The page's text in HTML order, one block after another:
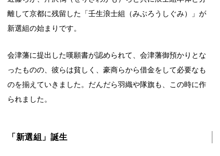
離して京都に残留した「壬生浪士組（みぶろうしぐみ）」が
新選組の始まりです。
会津藩に提出した嘆願書が認められて、会津藩御預かりとな
ったものの、彼らは貧しく、豪商らから借金をして必要なも
のを揃えていきました。だんだら羽織や隊旗も、この時に作
られました。
「新選組」誕生